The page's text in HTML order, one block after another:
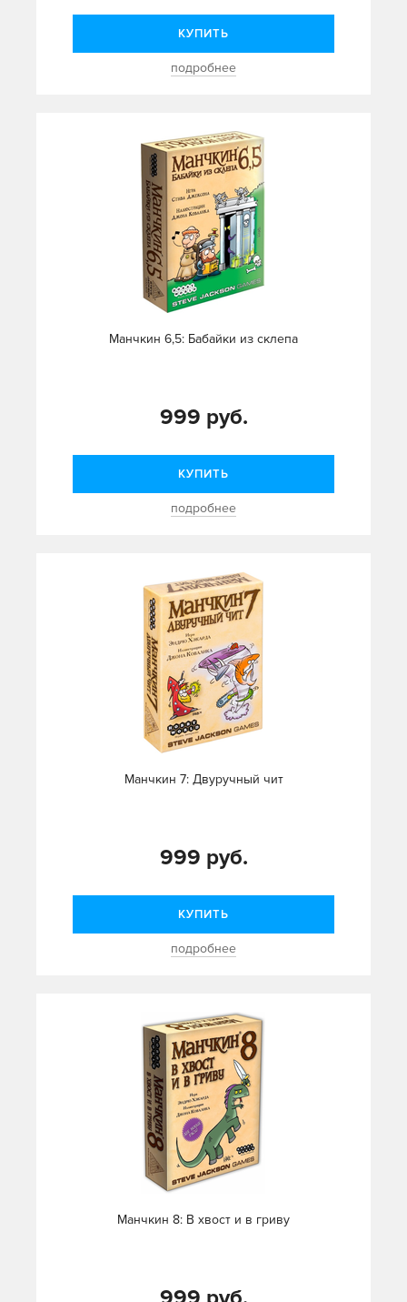
КУПИТЬ
подробнее
Манчкин 6,5: Бабайки из склепа
999 руб.
КУПИТЬ
подробнее
Манчкин 7: Двуручный чит
999 руб.
КУПИТЬ
подробнее
Манчкин 8: В хвост и в гриву